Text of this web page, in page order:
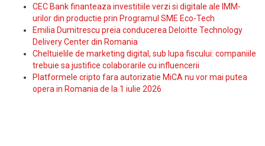
CEC Bank finanteaza investitiile verzi si digitale ale IMM-
urilor din productie prin Programul SME Eco-Tech
Emilia Dumitrescu preia conducerea Deloitte Technology
Delivery Center din Romania
Cheltuielile de marketing digital, sub lupa fiscului: companiile
trebuie sa justifice colaborarile cu influencerii
Platformele cripto fara autorizatie MiCA nu vor mai putea
opera in Romania de la 1 iulie 2026